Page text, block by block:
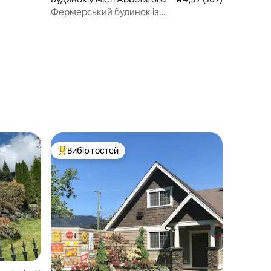
Фермерський будинок із
Топ вибір гостей
Вибір гостей